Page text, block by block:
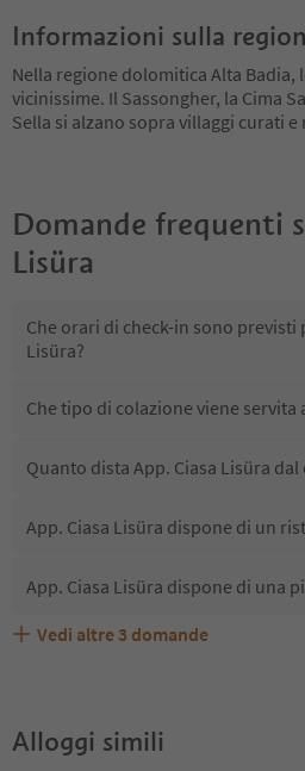
Informazioni sulla
Nella regione dolomitica Alta Badia,
vicinissime. Il Sassongher, la Cima
Sella si alzano sopra villaggi curati e
Domande frequenti
Lisüra
Che orari di check-in sono previsti
Lisüra?
Che tipo di colazione viene servita
Quanto dista App. Ciasa Lisüra
App. Ciasa Lisüra dispone di un
App. Ciasa Lisüra dispone di una
App. Ciasa Lisüra accetta animali
Quali servizi/attività sono
Gli ospiti di App. Ciasa Lisüra
Vedi altre 3 domande
Alloggi simili